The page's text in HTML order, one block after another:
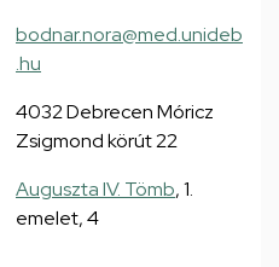
bodnar.nora@med.unideb
.hu
4032 Debrecen Móricz
Zsigmond körút 22
Auguszta IV. Tömb, 1.
emelet, 4